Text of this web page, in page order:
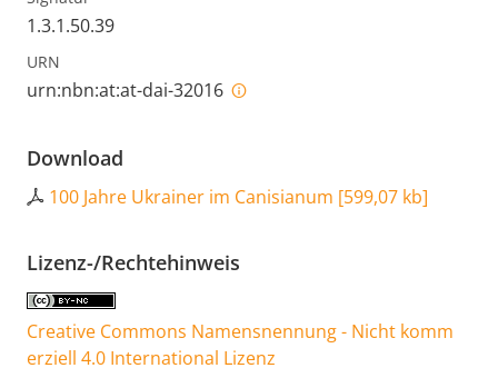
1.3.1.50.39
URN
urn:nbn:at:at-dai-32016
Download
100 Jahre Ukrainer im Canisianum [599,07 kb]
Lizenz-/Rechtehinweis
Creative Commons Namensnennung - Nicht komm
erziell 4.0 International Lizenz